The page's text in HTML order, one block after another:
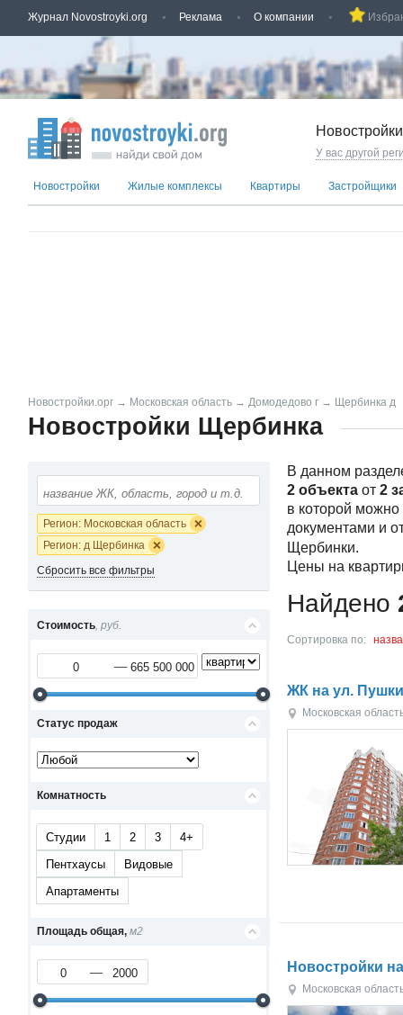
Журнал Novostroyki.org Реклама О компании
У вас другой
Новостройки Жилые комплексы Квартиры Застройщики
Новостройки.орг → Московская область → Домодедово г → Щербинка д
Новостройки Щербинка
Регион: Московская область
Регион: д Щербинка
Сбросить все фильтры
Стоимость, руб.
Статус продаж
Комнатность
Студии 1 2 3
4+
Пентхаусы
Видовые
Апартаменты
Площадь общая, м2
В данном
2 объекта от 2
в которой
документами и
Щербинки.
Цены на
Найдено
Сортировка по:
ЖК на ул.
Московская
Новостройки
Московская